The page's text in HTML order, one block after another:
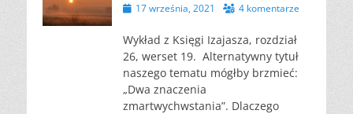
Opublikowano
17 września, 2021 4 komentarze
Wykład z Księgi Izajasza, rozdział
26, werset 19. Alternatywny tytuł
naszego tematu mógłby brzmieć:
„Dwa znaczenia
zmartwychwstania”. Dlaczego